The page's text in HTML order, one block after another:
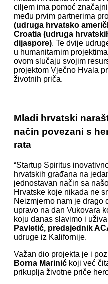
ciljem ima pomoć
među prvim partnerima
(udruga hrvatsko
Croatia (udruga
dijaspore). Te dvije
u humanitarnim
ovom slučaju svojim
projektom Vječno Hvala
životnih priča.
Mladi hrvatski
način povezani s
rata
“Startup Spiritus
hrvatskih građana na
jednostavan način sa
Hrvatske koje nikada ne
Neizmjerno nam je drago
upravo na dan Vukovara
koju danas slavimo i
Pavletić, predsjednik
udruge iz Kalifornije.
Važan dio projekta je i
Borna Marinić koji već
prikuplja životne priče